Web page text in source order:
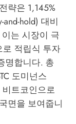
략은 1,145%
hold) 대비
는 시장이 극
적립식 투자
명합니다. 총
도미넌스
트코인으로
면을 보여줍니